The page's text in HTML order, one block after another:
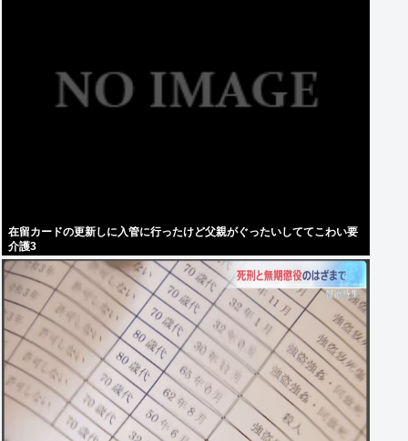
在留カードの更新しに入管に行ったけど父親がぐったいしててこわい要
介護3